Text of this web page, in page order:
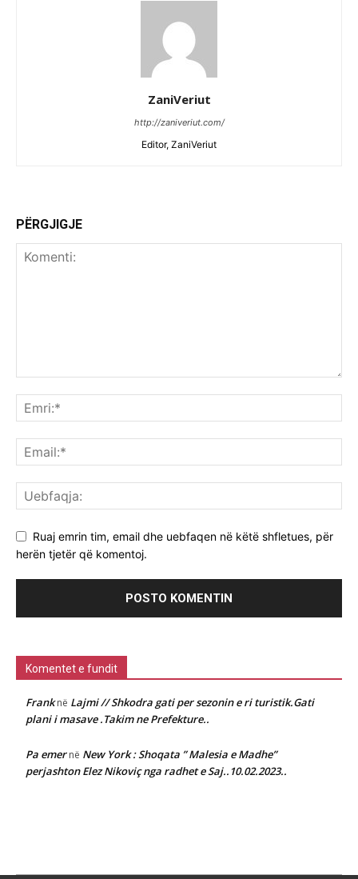
ZaniVeriut
http://zaniveriut.com/
Editor, ZaniVeriut
PËRGJIGJE
Ruaj emrin tim, email dhe uebfaqen në këtë shfletues, për
herën tjetër që komentoj.
Komentet e fundit
Franknë Lajmi // Shkodra gati per sezonin e ri turistik.Gati
plani i masave .Takim ne Prefekture..
Pa emernë New York : Shoqata ” Malesia e Madhe”
perjashton Elez Nikoviç nga radhet e Saj..10.02.2023..